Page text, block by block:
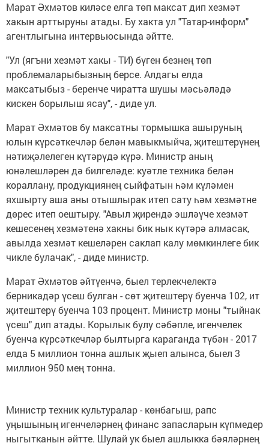
Марат Әхмәтов киләсе елга төп максат дип хезмәт
хакын арттыруны атады. Бу хакта ул "Татар-информ"
агентлыгына интервьюсында әйтте.
"Ул (ягъни хезмәт хакы - ТИ) бүген безнең төп
проблемаларыбызның берсе. Алдагы елда
максатыбыз - беренче чиратта шушы мәсьәләдә
кискен борылыш ясау", - диде ул.
Марат Әхмәтов бу максатны тормышка ашыруның
юлын күрсәткечләр белән мавыкмыйча, җитештерүнең
нәтиҗәлелеген күтәрүдә күрә. Министр аның
юнәлешләрен дә билгеләде: куәтле техника белән
кораллану, продукциянең сыйфатын һәм күләмен
яхшырту аша аны отышлырак итеп сату һәм хезмәтне
дөрес итеп оештыру. "Авыл җирендә эшләүче хезмәт
кешесенең хезмәтенә хакны бик нык күтәрә алмасак,
авылда хезмәт кешеләрен саклап калу мөмкинлеге бик
чикле булачак", - диде министр.
Марат Әхмәтов әйтүенчә, быел терлекчелектә
берникадәр үсеш булган - сөт җитештерү буенча 102, ит
җитештерү буенча 103 процент. Министр моны "тыйнак
үсеш" дип атады. Корылык булу сәбәпле, игенчелек
буенча күрсәткечләр былтырга караганда түбән - 2017
елда 5 миллион тонна ашлык җыеп алынса, быел 3
миллион 950 мең тонна.
Министр техник культуралар - көнбагыш, рапс
уңышының игенчеләрнең финанс запасларын күпмедер
ныгытканын әйтте. Шулай ук быел ашлыкка бәяләрнең